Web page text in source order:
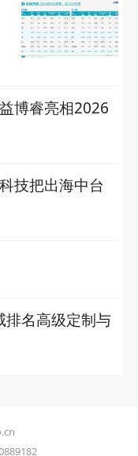
博睿亮相2026
技把出海中台
排名高级定制与